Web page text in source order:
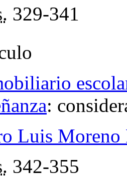
329-341
:
Luis Moreno
342-355